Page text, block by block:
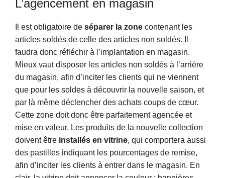
L’agencement en magasin
Il est obligatoire de séparer la zone contenant les
articles soldés de celle des articles non soldés. Il
faudra donc réfléchir à l’implantation en magasin.
Mieux vaut disposer les articles non soldés à l’arrière
du magasin, afin d’inciter les clients qui ne viennent
que pour les soldes à découvrir la nouvelle saison, et
par là même déclencher des achats coups de cœur.
Cette zone doit donc être parfaitement agencée et
mise en valeur. Les produits de la nouvelle collection
doivent être installés en vitrine, qui comportera aussi
des pastilles indiquant les pourcentages de remise,
afin d’inciter les clients à entrer dans le magasin. En